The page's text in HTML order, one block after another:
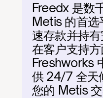
Freedx 是数
Metis 的首选
速存款并持有
在客户支持
Freshworks
供 24/7 全天
您的 Metis 交